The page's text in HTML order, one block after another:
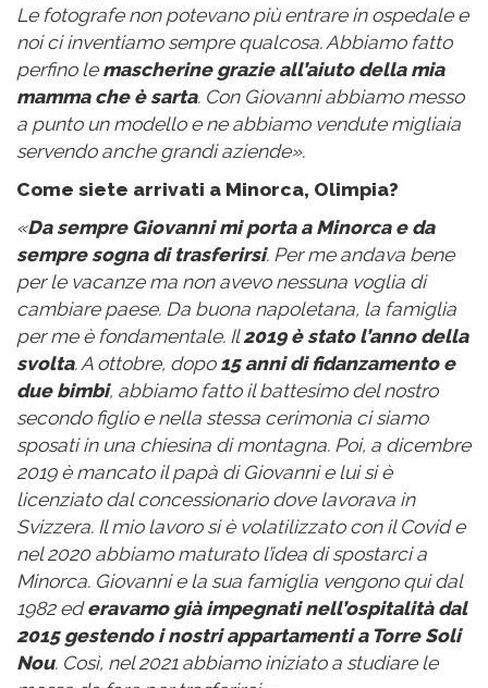
Le fotografe non potevano più entrare in ospedale e
noi ci inventiamo sempre qualcosa. Abbiamo fatto
perfino le mascherine grazie all’aiuto dellamia
mamma che èsarta. Con Giovanni abbiamo messo
a punto un modello e ne abbiamo vendute migliaia
servendo anche grandi aziende».
Come siete arrivati a Minorca, Olimpia?
«Da sempre Giovanni mi porta a Minorca e da
sempre sogna di trasferirsi. Per me andava bene
per le vacanze ma non avevo nessuna voglia di
cambiare paese. Da buona napoletana, la famiglia
per me è fondamentale. Il2019 è stato l’anno della
svolta. A ottobre, dopo 15 anni di fidanzamento e
due bimbi, abbiamo fatto il battesimo del nostro
secondo figlio e nella stessa cerimonia ci siamo
sposati in una chiesina di montagna. Poi, a dicembre
2019 è mancato il papà di Giovanni e lui si è
licenziato dal concessionario dove lavorava in
Svizzera. Il mio lavoro si è volatilizzato con il Covid e
nel 2020 abbiamo maturato l’idea di spostarci a
Minorca. Giovanni e la sua famiglia vengono qui dal
1982 ederavamo già impegnati nell’ospitalità dal
2015 gestendo i nostri appartamenti a Torre Soli
Nou. Così, nel 2021 abbiamo iniziato a studiare le